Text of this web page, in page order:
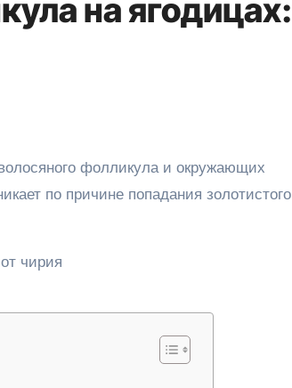
на ягодицах:
по причине попадания золотистого